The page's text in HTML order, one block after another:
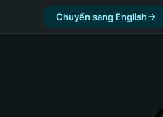
Chuyển sang English